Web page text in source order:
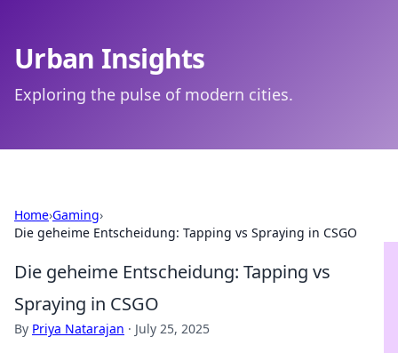
Urban Insights
Exploring the pulse of modern cities.
Home›Gaming›
Die geheime Entscheidung: Tapping vs Spraying in CSGO
Die geheime Entscheidung: Tapping vs
Spraying in CSGO
By Priya Natarajan · July 25, 2025